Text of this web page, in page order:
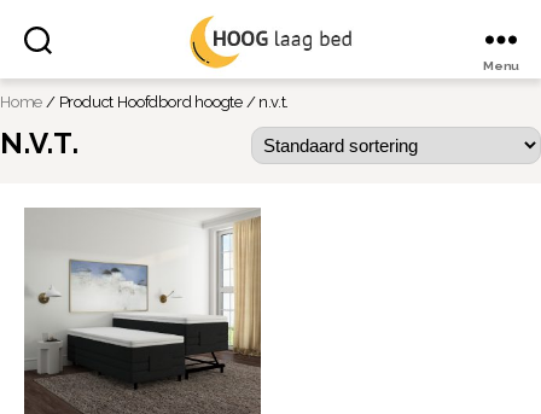
laag
bed
Menu
Home / Product Hoofdbord hoogte / n.v.t.
N.V.T.